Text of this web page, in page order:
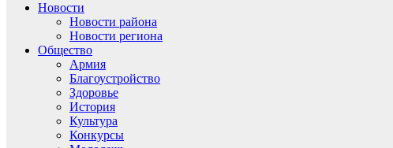
Новости
Новости района
Новости региона
Общество
Армия
Благоустройство
Здоровье
История
Культура
Конкурсы